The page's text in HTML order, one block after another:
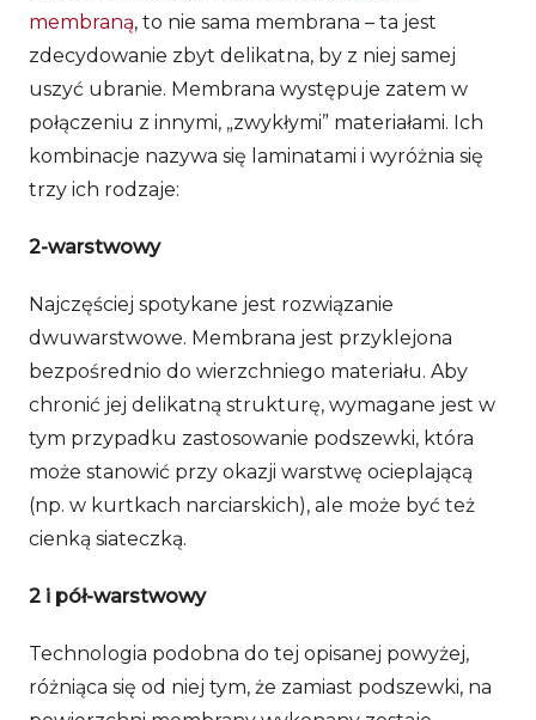
membraną, to nie sama membrana – ta jest
zdecydowanie zbyt delikatna, by z niej samej
uszyć ubranie. Membrana występuje zatem w
połączeniu z innymi, „zwykłymi” materiałami. Ich
kombinacje nazywa się laminatami i wyróżnia się
trzy ich rodzaje:
2-warstwowy
Najczęściej spotykane jest rozwiązanie
dwuwarstwowe. Membrana jest przyklejona
bezpośrednio do wierzchniego materiału. Aby
chronić jej delikatną strukturę, wymagane jest w
tym przypadku zastosowanie podszewki, która
może stanowić przy okazji warstwę ocieplającą
(np. w kurtkach narciarskich), ale może być też
cienką siateczką.
2 i pół-warstwowy
Technologia podobna do tej opisanej powyżej,
różniąca się od niej tym, że zamiast podszewki, na